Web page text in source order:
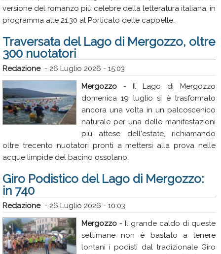
Calendario
Annunci
versione del romanzo più celebre della letteratura italiana, in
programma alle 21.30 al Porticato delle cappelle.
Traversata del Lago di Mergozzo, oltre
300 nuotatori
Redazione- 26 Luglio 2026 - 15:03
Mergozzo - Il Lago di Mergozzo
domenica 19 luglio si è trasformato
ancora una volta in un palcoscenico
naturale per una delle manifestazioni
più attese dell'estate, richiamando
oltre trecento nuotatori pronti a mettersi alla prova nelle
acque limpide del bacino ossolano.
Giro Podistico del Lago di Mergozzo:
in 740
Redazione- 26 Luglio 2026 - 10:03
Mergozzo - Il grande caldo di queste
settimane non è bastato a tenere
lontani i podisti dal tradizionale Giro